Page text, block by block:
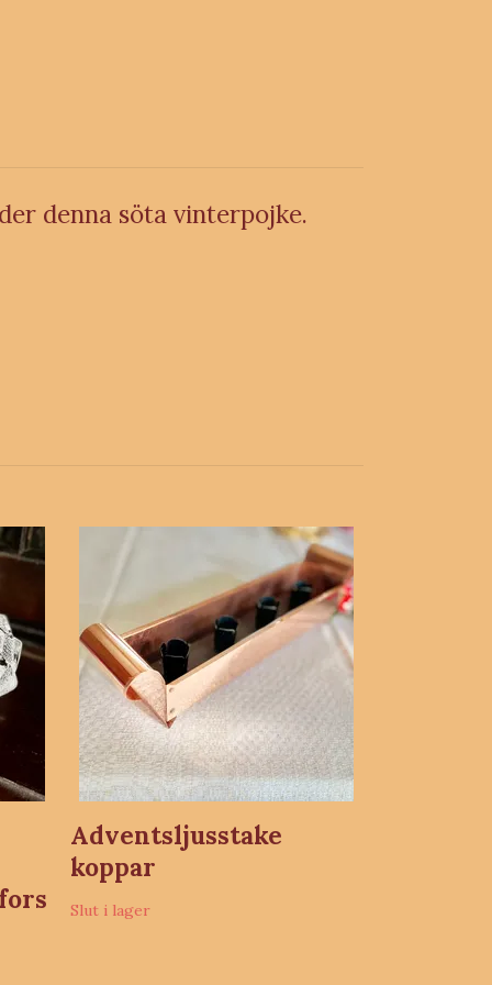
denna söta vinterpojke.
Adventsljusstake
koppar
Slut i lager